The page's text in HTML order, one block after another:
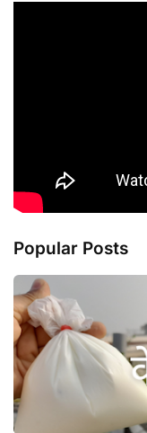
Popular Posts